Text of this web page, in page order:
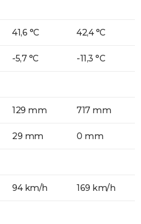
41,6 °C 42,4 °C
-5,7 °C -11,3 °C
129 mm 717 mm
29 mm 0 mm
94 km/h 169 km/h